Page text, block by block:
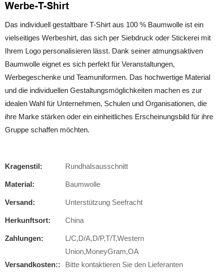
Werbe-T-Shirt
Das individuell gestaltbare T-Shirt aus 100 % Baumwolle ist ein
vielseitiges Werbeshirt, das sich per Siebdruck oder Stickerei mit
Ihrem Logo personalisieren lässt. Dank seiner atmungsaktiven
Baumwolle eignet es sich perfekt für Veranstaltungen,
Werbegeschenke und Teamuniformen. Das hochwertige Material
und die individuellen Gestaltungsmöglichkeiten machen es zur
idealen Wahl für Unternehmen, Schulen und Organisationen, die
ihre Marke stärken oder ein einheitliches Erscheinungsbild für ihre
Gruppe schaffen möchten.
Kragenstil: Rundhalsausschnitt
Material: Baumwolle
Versand: Unterstützung Seefracht
Herkunftsort: China
Zahlungen:
L/C,D/A,D/P,T/T,Western
Union,MoneyGram,OA
Versandkosten::
Bitte kontaktieren Sie den Lieferanten